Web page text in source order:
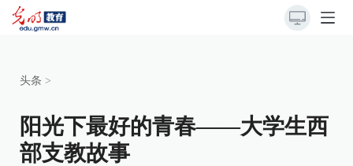
头条 >
阳光下最好的青春——大学生西
部支教故事